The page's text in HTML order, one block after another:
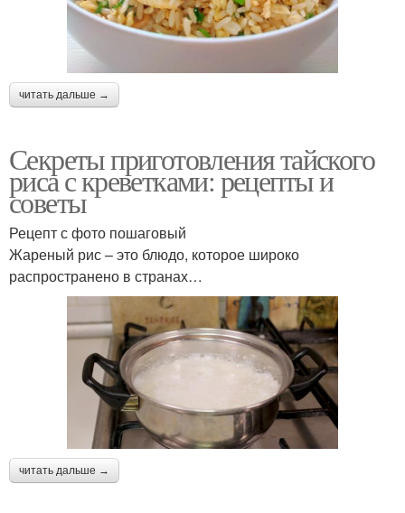
читать дальше →
Секреты приготовления тайского
риса с креветками: рецепты и
советы
Рецепт с фото пошаговый
Жареный рис – это блюдо, которое широко
распространено в странах…
читать дальше →